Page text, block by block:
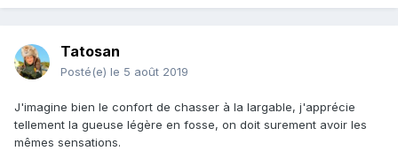
Tatosan
Posté(e) le 5 août 2019
J'imagine bien le confort de chasser à la largable, j'apprécie
tellement la gueuse légère en fosse, on doit surement avoir les
mêmes sensations.